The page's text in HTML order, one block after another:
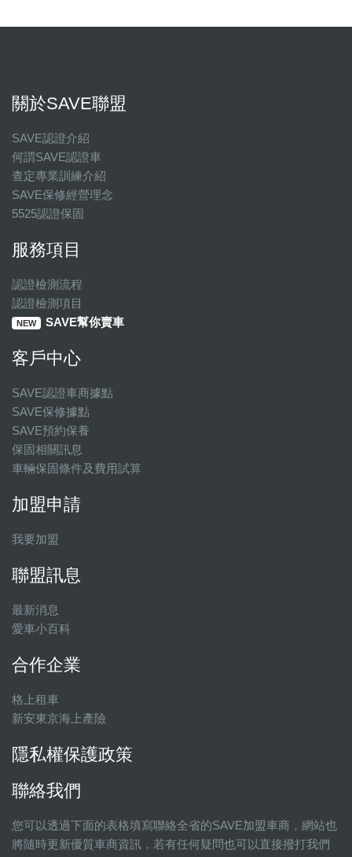
關於SAVE聯盟
SAVE認證介紹
何謂SAVE認證車
查定專業訓練介紹
SAVE保修經營理念
5525認證保固
服務項目
認證檢測流程
認證檢測項目
NEW SAVE幫你賣車
客戶中心
SAVE認證車商據點
SAVE保修據點
SAVE預約保養
保固相關訊息
車輛保固條件及費用試算
加盟申請
我要加盟
聯盟訊息
最新消息
愛車小百科
合作企業
格上租車
新安東京海上產險
隱私權保護政策
聯絡我們
您可以透過下面的表格填寫聯絡全省的SAVE加盟車商，網站也
將隨時更新優質車商資訊，若有任何疑問也可以直接撥打我們